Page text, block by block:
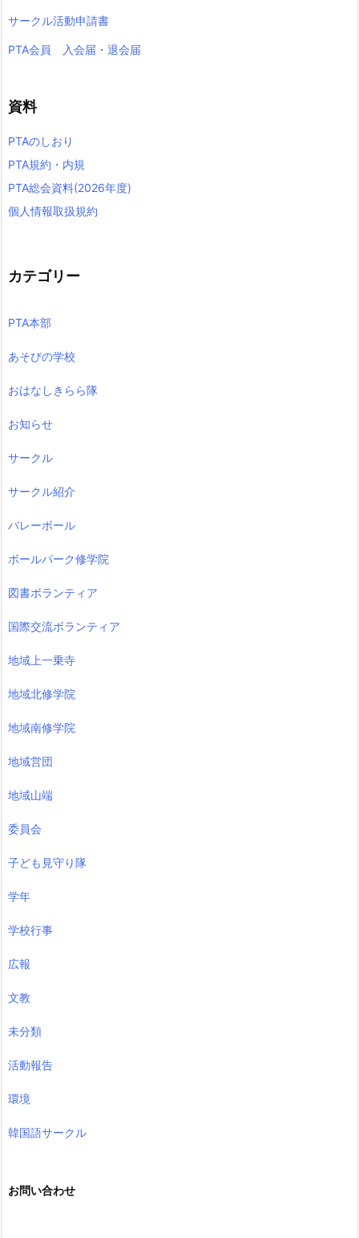
サークル活動申請書
PTA会員 入会届・退会届
資料
PTAのしおり
PTA規約・内規
PTA総会資料(2026年度)
個人情報取扱規約
カテゴリー
PTA本部
あそびの学校
おはなしきらら隊
お知らせ
サークル
サークル紹介
バレーボール
ボールパーク修学院
図書ボランティア
国際交流ボランティア
地域上一乗寺
地域北修学院
地域南修学院
地域営団
地域山端
委員会
子ども見守り隊
学年
学校行事
広報
文教
未分類
活動報告
環境
韓国語サークル
お問い合わせ